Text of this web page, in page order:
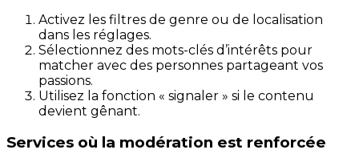
Activez les filtres de genre ou de localisation
dans les réglages.
Sélectionnez des mots-clés d’intérêts pour
matcher avec des personnes partageant vos
passions.
Utilisez la fonction « signaler » si le contenu
devient gênant.
Services où la modération est renforcée